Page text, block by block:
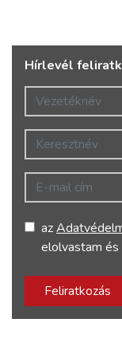
Hírlevél
Vezetéknév
Keresztnév
E-mail cím
az
elolvastam
Feliratkozás